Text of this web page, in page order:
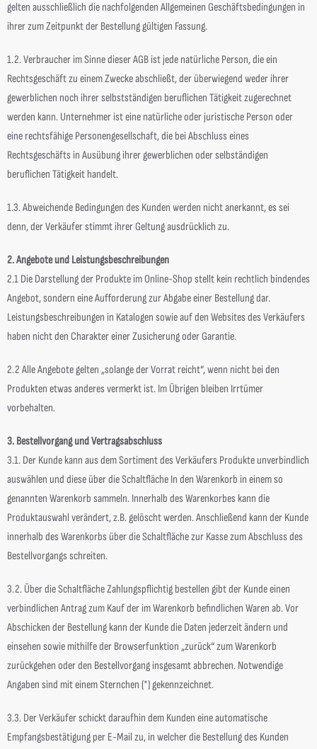
gelten ausschließlich die nachfolgenden Allgemeinen Geschäftsbedingungen in
ihrer zum Zeitpunkt der Bestellung gültigen Fassung.
1.2. Verbraucher im Sinne dieser AGB ist jede natürliche Person, die ein
Rechtsgeschäft zu einem Zwecke abschließt, der überwiegend weder ihrer
gewerblichen noch ihrer selbstständigen beruflichen Tätigkeit zugerechnet
werden kann. Unternehmer ist eine natürliche oder juristische Person oder
eine rechtsfähige Personengesellschaft, die bei Abschluss eines
Rechtsgeschäfts in Ausübung ihrer gewerblichen oder selbständigen
beruflichen Tätigkeit handelt.
1.3. Abweichende Bedingungen des Kunden werden nicht anerkannt, es sei
denn, der Verkäufer stimmt ihrer Geltung ausdrücklich zu.
2. Angebote und Leistungsbeschreibungen
2.1 Die Darstellung der Produkte im Online-Shop stellt kein rechtlich bindendes
Angebot, sondern eine Aufforderung zur Abgabe einer Bestellung dar.
Leistungsbeschreibungen in Katalogen sowie auf den Websites des Verkäufers
haben nicht den Charakter einer Zusicherung oder Garantie.
2.2 Alle Angebote gelten „solange der Vorrat reicht“, wenn nicht bei den
Produkten etwas anderes vermerkt ist. Im Übrigen bleiben Irrtümer
vorbehalten.
3. Bestellvorgang und Vertragsabschluss
3.1. Der Kunde kann aus dem Sortiment des Verkäufers Produkte unverbindlich
auswählen und diese über die Schaltfläche In den Warenkorb in einem so
genannten Warenkorb sammeln. Innerhalb des Warenkorbes kann die
Produktauswahl verändert, z.B. gelöscht werden. Anschließend kann der Kunde
innerhalb des Warenkorbs über die Schaltfläche zur Kasse zum Abschluss des
Bestellvorgangs schreiten.
3.2. Über die Schaltfläche Zahlungspflichtig bestellen gibt der Kunde einen
verbindlichen Antrag zum Kauf der im Warenkorb befindlichen Waren ab. Vor
Abschicken der Bestellung kann der Kunde die Daten jederzeit ändern und
einsehen sowie mithilfe der Browserfunktion „zurück“ zum Warenkorb
zurückgehen oder den Bestellvorgang insgesamt abbrechen. Notwendige
Angaben sind mit einem Sternchen (*) gekennzeichnet.
3.3. Der Verkäufer schickt daraufhin dem Kunden eine automatische
Empfangsbestätigung per E-Mail zu, in welcher die Bestellung des Kunden